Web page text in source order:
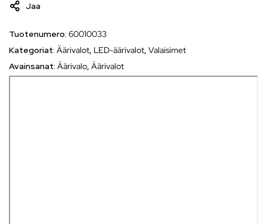
Jaa
Tuotenumero: 60010033
Kategoriat: Äärivalot, LED-äärivalot, Valaisimet
Avainsanat: Äärivalo, Äärivalot